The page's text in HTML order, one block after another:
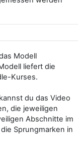
Modell
liefert die
Kurses.
du das Video
die jeweiligen
Abschnitte im
Sprungmarken in